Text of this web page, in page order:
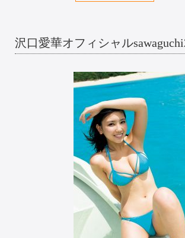
沢口愛華オフィシャル